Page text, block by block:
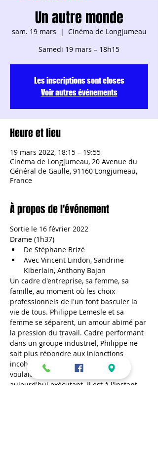
Un autre monde
sam. 19 mars
  |
Cinéma de Longjumeau
Samedi 19 mars – 18h15
Les inscriptions sont closes
Voir autres événements
Heure et lieu
19 mars 2022, 18:15 – 19:55
Cinéma de Longjumeau, 20 Avenue du
Général de Gaulle, 91160 Longjumeau,
France
À propos de l'événement
Sortie le 16 février 2022
Drame (1h37)
De Stéphane Brizé
Avec Vincent Lindon, Sandrine
Kiberlain, Anthony Bajon
Un cadre d'entreprise, sa femme, sa
famille, au moment où les choix
professionnels de l'un font basculer la
vie de tous. Philippe Lemesle et sa
femme se séparent, un amour abimé par
la pression du travail. Cadre performant
dans un groupe industriel, Philippe ne
sait plus répondre aux injonctions
incohérentes de sa direction. On le
voulait hier dirigeant, on le veut
aujourd'hui exécutant. Il est à l'instant